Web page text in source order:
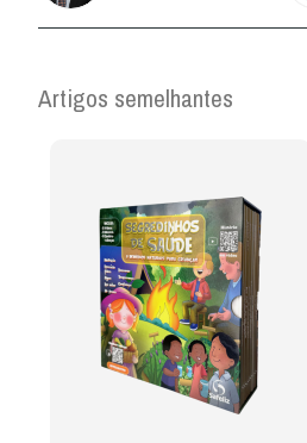
Artigos semelhantes